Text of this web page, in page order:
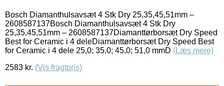
Bosch Diamanthulsavsæt 4 Stk Dry 25,35,45,51mm –
2608587137Bosch Diamanthulsavsæt 4 Stk Dry
25,35,45,51mm – 2608587137Diamanttørborsæt Dry Speed
Best for Ceramic i 4 deleDiamanttørborsæt Dry Speed Best
for Ceramic i 4 dele 25,0; 35,0; 45,0; 51,0 mmD (Læs mere)
2583 kr. (Vis fragtpris)